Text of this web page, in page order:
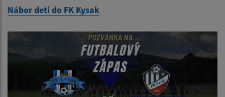
Nábor detí do FK Kysak